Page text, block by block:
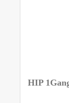
HIP